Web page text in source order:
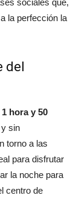
la perfección la
del
1 hora y 50
sin
torno a las
para disfrutar
la noche para
centro de